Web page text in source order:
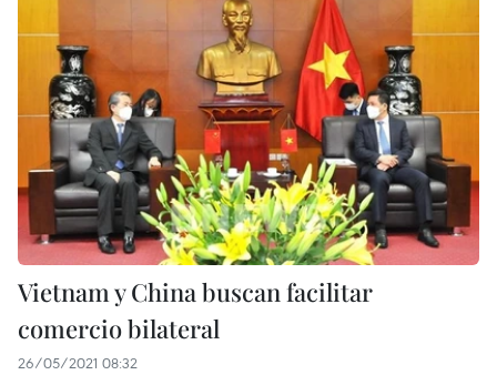
Vietnam y China buscan facilitar
comercio bilateral
26/05/2021 08:32